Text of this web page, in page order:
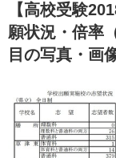
【高校受験
願状況・倍率
目の写真・画